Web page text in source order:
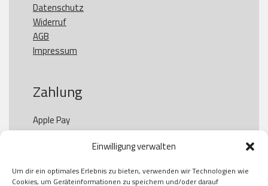
Einwilligung verwalten
Um dir ein optimales Erlebnis zu bieten, verwenden wir Technologien wie
Cookies, um Geräteinformationen zu speichern und/oder darauf
Datenschutz
Widerruf
AGB
Impressum
Zahlung
Apple Pay
Paypal
Kauf auf Rechung